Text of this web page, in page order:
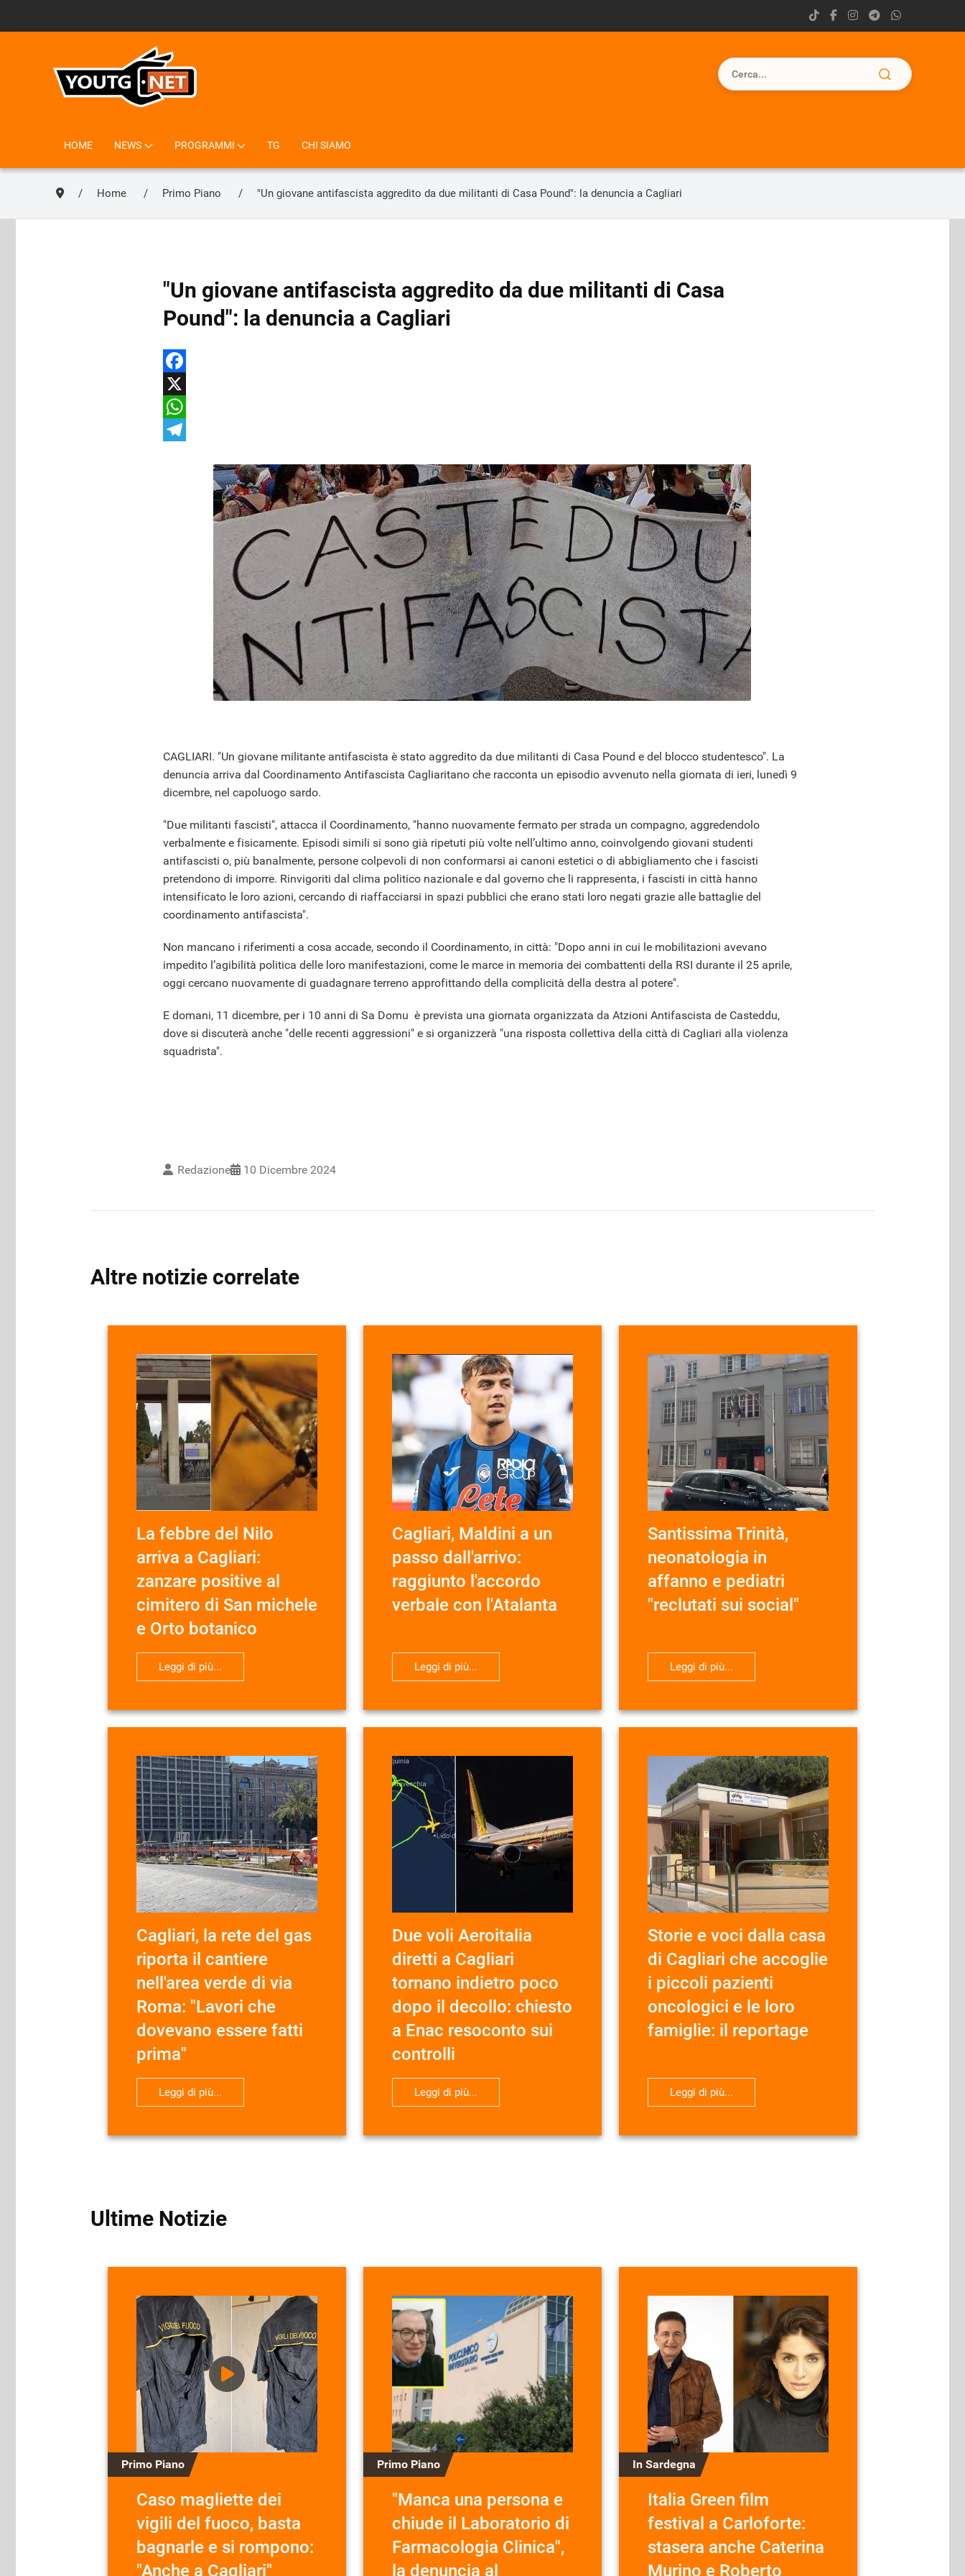
HOME NEWS PROGRAMMI TG CHI SIAMO
Home Primo Piano "Un giovane antifascista aggredito da due militanti di Casa Pound": la denuncia a Cagliari
"Un giovane antifascista aggredito da due militanti di Casa
Pound": la denuncia a Cagliari
Facebook
X
WhatsApp
CAGLIARI. "Un giovane militante antifascista è stato aggredito da due militanti di Casa Pound e del blocco studentesco". La
denuncia arriva dal Coordinamento Antifascista Cagliaritano che racconta un episodio avvenuto nella giornata di ieri, lunedì 9
dicembre, nel capoluogo sardo.
"Due militanti fascisti", attacca il Coordinamento, "hanno nuovamente fermato per strada un compagno, aggredendolo
verbalmente e fisicamente. Episodi simili si sono già ripetuti più volte nell’ultimo anno, coinvolgendo giovani studenti
antifascisti o, più banalmente, persone colpevoli di non conformarsi ai canoni estetici o di abbigliamento che i fascisti
pretendono di imporre. Rinvigoriti dal clima politico nazionale e dal governo che li rappresenta, i fascisti in città hanno
intensificato le loro azioni, cercando di riaffacciarsi in spazi pubblici che erano stati loro negati grazie alle battaglie del
coordinamento antifascista".
Non mancano i riferimenti a cosa accade, secondo il Coordinamento, in città: "Dopo anni in cui le mobilitazioni avevano
impedito l’agibilità politica delle loro manifestazioni, come le marce in memoria dei combattenti della RSI durante il 25 aprile,
oggi cercano nuovamente di guadagnare terreno approfittando della complicità della destra al potere".
E domani, 11 dicembre, per i 10 anni di Sa Domu è prevista una giornata organizzata da Atzioni Antifascista de Casteddu,
dove si discuterà anche "delle recenti aggressioni" e si organizzerà "una risposta collettiva della città di Cagliari alla violenza
squadrista".
Redazione 10 Dicembre 2024
Altre notizie correlate
La febbre del Nilo
arriva a Cagliari:
zanzare positive al
cimitero di San michele
e Orto botanico
Leggi di più...
Cagliari, Maldini a un
passo dall'arrivo:
raggiunto l'accordo
verbale con l'Atalanta
Leggi di più...
Santissima Trinità,
neonatologia in
affanno e pediatri
"reclutati sui social"
Leggi di più...
Cagliari, la rete del gas
riporta il cantiere
nell'area verde di via
Roma: "Lavori che
dovevano essere fatti
prima"
Leggi di più...
Due voli Aeroitalia
diretti a Cagliari
tornano indietro poco
dopo il decollo: chiesto
a Enac resoconto sui
controlli
Leggi di più...
Storie e voci dalla casa
di Cagliari che accoglie
i piccoli pazienti
oncologici e le loro
famiglie: il reportage
Leggi di più...
Ultime Notizie
Primo Piano
Caso magliette dei
vigili del fuoco, basta
bagnarle e si rompono:
"Anche a Cagliari"
Primo Piano
"Manca una persona e
chiude il Laboratorio di
Farmacologia Clinica",
la denuncia al
In Sardegna
Italia Green film
festival a Carloforte:
stasera anche Caterina
Murino e Roberto